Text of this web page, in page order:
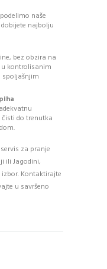
naše
najbolju
bez obzira na
u kontrolisanim
do trenutka
za pranje
ili Jagodini,
Kontaktirajte
u savršeno